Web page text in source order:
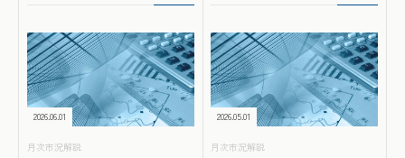
2026.06.01
月次市況解説
2026.05.01
月次市況解説